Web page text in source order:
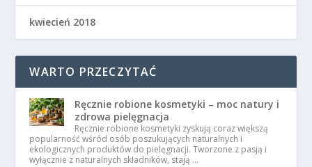
kwiecień 2018
WARTO PRZECZYTAĆ
Ręcznie robione kosmetyki – moc natury i
zdrowa pielęgnacja
Ręcznie robione kosmetyki zyskują coraz większą
popularność wśród osób poszukujących naturalnych i
ekologicznych produktów do pielęgnacji. Tworzone z pasją i
wyłącznie z naturalnych składników, stają …